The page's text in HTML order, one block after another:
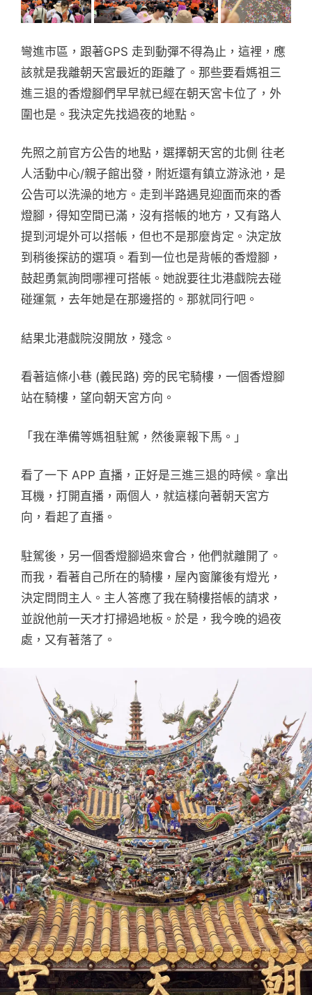
彎進市區，跟著GPS 走到動彈不得為止，這裡，應
該就是我離朝天宮最近的距離了。那些要看媽祖三
進三退的香燈腳們早早就已經在朝天宮卡位了，外
圍也是。我決定先找過夜的地點。
先照之前官方公告的地點，選擇朝天宮的北側 往老
人活動中心/親子館出發，附近還有鎮立游泳池，是
公告可以洗澡的地方。走到半路遇見迎面而來的香
燈腳，得知空間已滿，沒有搭帳的地方，又有路人
提到河堤外可以搭帳，但也不是那麼肯定。決定放
到稍後探訪的選項。看到一位也是背帳的香燈腳，
鼓起勇氣詢問哪裡可搭帳。她說要往北港戲院去碰
碰運氣，去年她是在那邊搭的。那就同行吧。
結果北港戲院沒開放，殘念。
看著這條小巷 (義民路) 旁的民宅騎樓，一個香燈腳
站在騎樓，望向朝天宮方向。
「我在準備等媽祖駐駕，然後稟報下馬。」
看了一下 APP 直播，正好是三進三退的時候。拿出
耳機，打開直播，兩個人，就這樣向著朝天宮方
向，看起了直播。
駐駕後，另一個香燈腳過來會合，他們就離開了。
而我，看著自己所在的騎樓，屋內窗簾後有燈光，
決定問問主人。主人答應了我在騎樓搭帳的請求，
並說他前一天才打掃過地板。於是，我今晚的過夜
處，又有著落了。